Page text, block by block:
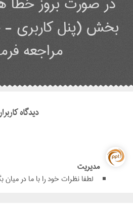
بخش (پنل کاربری
مراجعه
دیدگاه
مدیریت
لطفا نظرات خود را با ما در میان